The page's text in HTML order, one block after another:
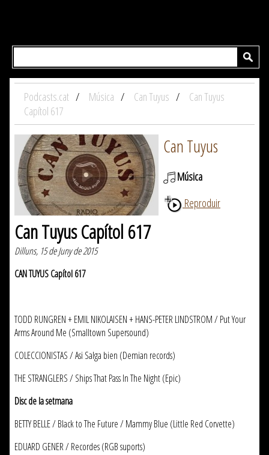
Podcasts.cat Música Can Tuyus
Can Tuyus
Capítol 617
Can Tuyus
Música
Reproduir
Can Tuyus Capítol 617
Dilluns, 15 de Juny de 2015
CAN TUYUS Capítol 617
TODD RUNGREN + EMIL NIKOLAISEN + HANS-PETER LINDSTROM / Put Your
Arms Around Me (Smalltown Supersound)
COLECCIONISTAS / Asi Salga bien (Demian records)
THE STRANGLERS / Ships That Pass In The Night (Epic)
Disc de la setmana
BETTY BELLE / Black to The Future / Mammy Blue (Little Red Corvette)
EDUARD GENER / Recordes (RGB suports)